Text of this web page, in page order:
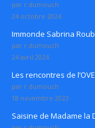
par r.dumouch
24 octobre 2024
Immonde Sabrina
par r.dumouch
24 avril 2024
Les rencontres de
par r.dumouch
18 novembre 2023
Saisine de Madame la